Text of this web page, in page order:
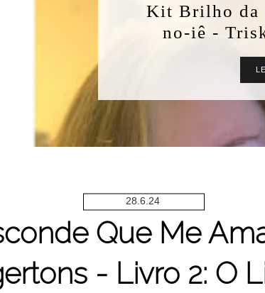
Kit Brilho da
no-iê -
28.6.24
Que Me
- Livro 2: O